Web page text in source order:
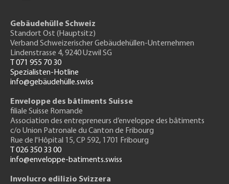
Gebäudehülle Schweiz
Standort Ost (Hauptsitz)
Verband Schweizerischer Gebäudehüllen-Unternehmen
Lindenstrasse 4, 9240 Uzwil SG
T 071 955 70 30
Spezialisten-Hotline
info@gebäudehülle.swiss
Enveloppe des bâtiments Suisse
filiale Suisse Romande
Association des entrepreneurs d’enveloppe des bâtiments
c/o Union Patronale du Canton de Fribourg
Rue de l'Hôpital 15, CP 592, 1701 Fribourg
T 026 350 33 00
info@enveloppe-batiments.swiss
Involucro edilizio Svizzera